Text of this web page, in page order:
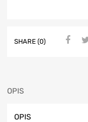
SHARE (0)
OPIS
OPIS